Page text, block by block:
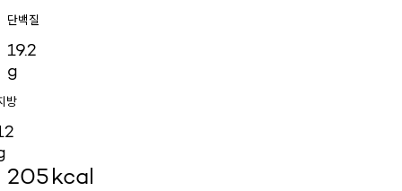
단백질
19.2
g
방
205kcal